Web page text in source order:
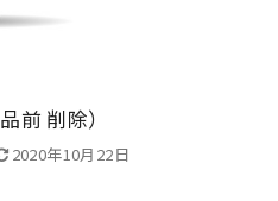
前 削除）
2020年10月22日